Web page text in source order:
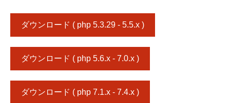
ダウンロード ( php 5.3.29 - 5.5.x )
ダウンロード ( php 5.6.x - 7.0.x )
ダウンロード ( php 7.1.x - 7.4.x )